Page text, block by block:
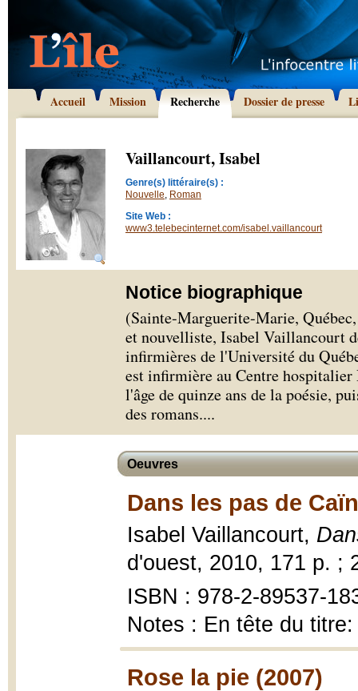
Accueil Mission Recherche Dossier de presse
Vaillancourt, Isabel
Genre(s) littéraire(s) :
Nouvelle, Roman
Site Web :
www3.telebecinternet.com/isabel.vaillancourt
Notice biographique
(Sainte-Marguerite-Marie,
et nouvelliste, Isabel Vaillancourt
infirmières de l'Université du
est infirmière au Centre
l'âge de quinze ans de la poésie,
des romans....
Oeuvres
Dans les pas de
Isabel Vaillancourt,
d'ouest, 2010, 171 p. ;
ISBN : 978-2-89537-
Notes : En tête du
Rose la pie (2007)